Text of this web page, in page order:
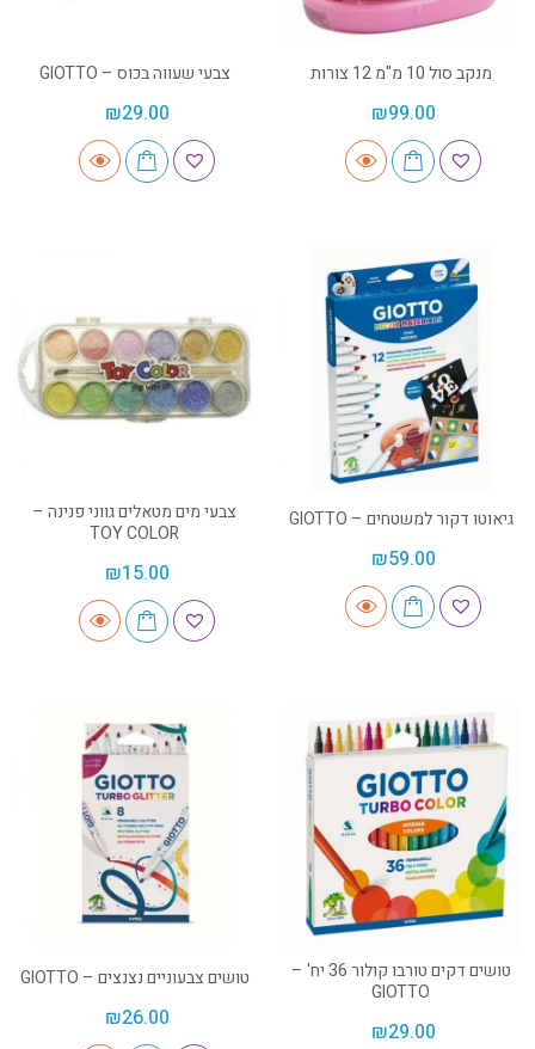
מנקב סול 10 מ"מ 12 צורות
₪99.00
צבעי שעווה בכוס – GIOTTO
₪29.00
גיאוטו דקור למשטחים – GIOTTO
₪59.00
צבעי מים מטאלים גווני פנינה –
TOY COLOR
₪15.00
טושים דקים טורבו קולור 36 יח' –
GIOTTO
₪29.00
טושים צבעוניים נצנצים – GIOTTO
₪26.00